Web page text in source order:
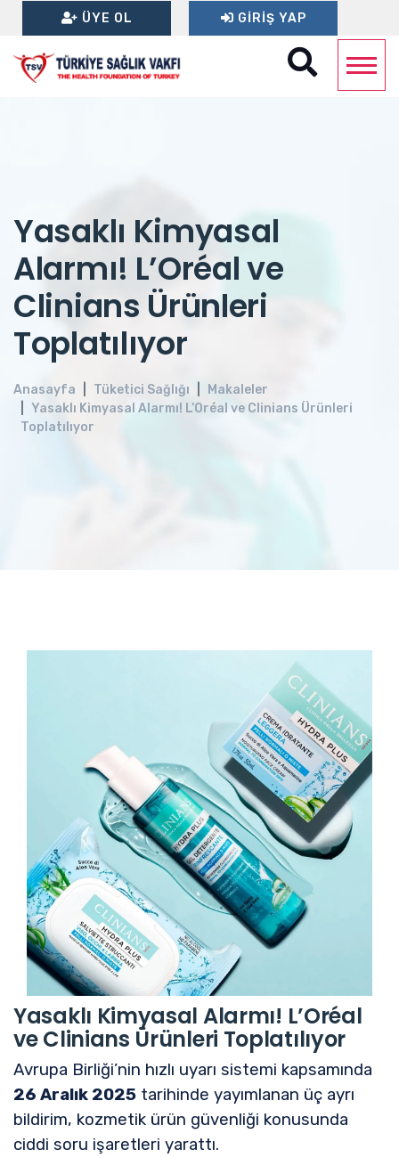
ÜYE OL GIRIŞ YAP
Yasaklı Kimyasal
Alarmı! L’Oréal ve
Clinians Ürünleri
Toplatılıyor
Anasayfa Tüketici Sağlığı
Makaleler
Yasaklı Kimyasal Alarmı! L’Oréal ve Clinians Ürünleri
Toplatılıyor
Yasaklı Kimyasal Alarmı! L’Oréal
ve Clinians Ürünleri Toplatılıyor
Avrupa Birliği’nin hızlı uyarı sistemi kapsamında
26 Aralık 2025 tarihinde yayımlanan üç ayrı
bildirim, kozmetik ürün güvenliği konusunda
ciddi soru işaretleri yarattı.